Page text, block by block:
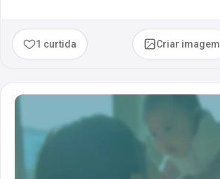
1 curtida Criar imagem